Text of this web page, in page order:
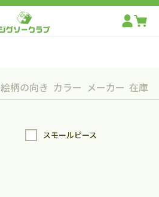
絵柄の向き カラー メーカー 在庫
スモールピース